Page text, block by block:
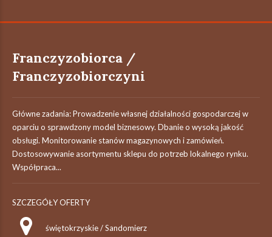
Franczyzobiorca /
Franczyzobiorczyni
Główne zadania: Prowadzenie własnej działalności gospodarczej w
oparciu o sprawdzony model biznesowy. Dbanie o wysoką jakość
obsługi. Monitorowanie stanów magazynowych i zamówień.
Dostosowywanie asortymentu sklepu do potrzeb lokalnego rynku.
Współpraca...
SZCZEGÓŁY OFERTY
świętokrzyskie / Sandomierz